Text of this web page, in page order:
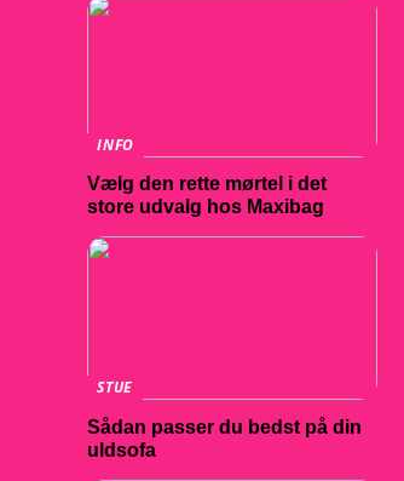
INFO
Vælg den rette mørtel i det
store udvalg hos Maxibag
STUE
Sådan passer du bedst på din
uldsofa